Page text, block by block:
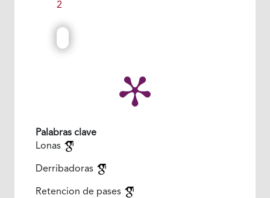
2
Palabras clave
Lonas
Derribadoras
Retencion de pases